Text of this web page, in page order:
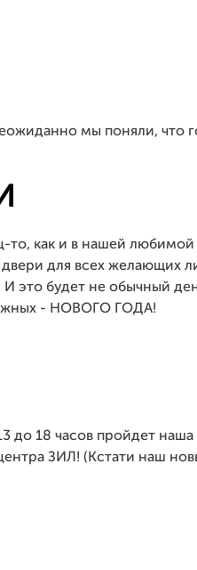
мы поняли, что
то, как и в нашей
двери для всех желающих
И это будет не обычный
- НОВОГО ГОДА!
до 18 часов пройдет
ЗИЛ! (Кстати наш